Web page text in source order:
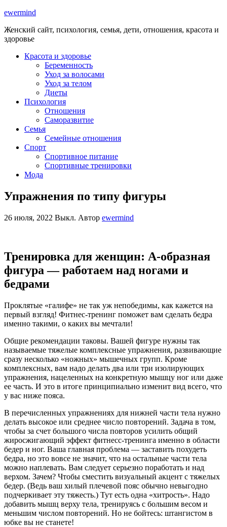
ewermind
Женский сайт, психология, семья, дети, отношения, красота и
здоровье
Красота и здоровье
Беременность
Уход за волосами
Уход за телом
Диеты
Психология
Отношения
Саморазвитие
Семья
Семейные отношения
Спорт
Спортивное питание
Спортивные тренировки
Мода
Упражнения по типу фигуры
26 июля, 2022 Выкл. Автор ewermind
Тренировка для женщин: А-образная
фигура — работаем над ногами и
бедрами
Проклятые «галифе» не так уж непобедимы, как кажется на
первый взгляд! Фитнес-тренинг поможет вам сделать бедра
именно такими, о каких вы мечтали!
Общие рекомендации таковы. Вашей фигуре нужны так
называемые тяжелые комплексные упражнения, развивающие
сразу несколько «ножных» мышечных групп. Кроме
комплексных, вам надо делать два или три изолирующих
упражнения, нацеленных на конкретную мышцу ног или даже
ее часть. И это в итоге принципиально изменит вид всего, что
у вас ниже пояса.
В перечисленных упражнениях для нижней части тела нужно
делать высокое или среднее число повторений. Задача в том,
чтобы за счет большого числа повторов усилить общий
жиросжигающий эффект фитнесс-тренинга именно в области
бедер и ног. Ваша главная проблема — заставить похудеть
бедра, но это вовсе не значит, что на остальные части тела
можно наплевать. Вам следует серьезно поработать и над
верхом. Зачем? Чтобы сместить визуальный акцент с тяжелых
бедер. (Ведь ваш хилый плечевой пояс обычно невыгодно
подчеркивает эту тяжесть.) Тут есть одна «хитрость». Надо
добавить мышц верху тела, тренируясь с большим весом и
меньшим числом повторений. Но не бойтесь: штангистом в
юбке вы не станете!